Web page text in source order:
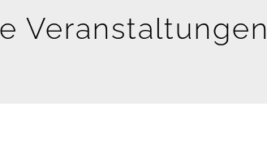
Veranstaltungen